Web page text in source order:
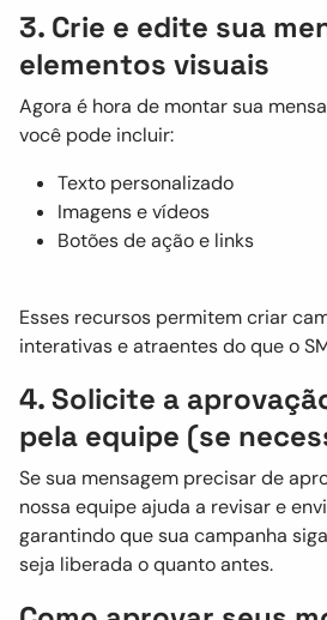
3. Crie e edite sua
elementos visuais
Agora é hora de montar sua
você pode incluir:
Texto personalizado
Imagens e vídeos
Botões de ação e links
Esses recursos permitem criar
interativas e atraentes do que o
4. Solicite a
pela equipe (se
Se sua mensagem precisar de
nossa equipe ajuda a revisar e
garantindo que sua campanha
seja liberada o quanto antes.